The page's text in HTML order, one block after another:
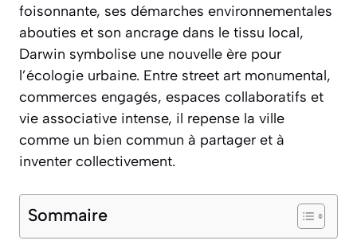
foisonnante, ses démarches environnementales
abouties et son ancrage dans le tissu local,
Darwin symbolise une nouvelle ère pour
l’écologie urbaine. Entre street art monumental,
commerces engagés, espaces collaboratifs et
vie associative intense, il repense la ville
comme un bien commun à partager et à
inventer collectivement.
Sommaire